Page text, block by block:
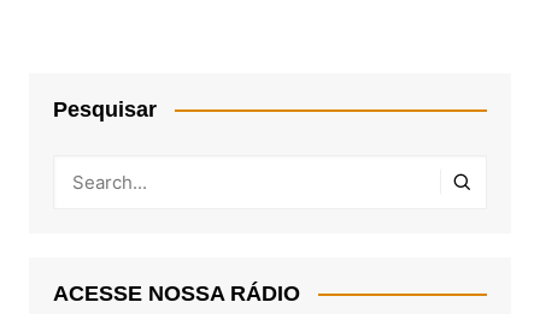
Pesquisar
ACESSE NOSSA RÁDIO